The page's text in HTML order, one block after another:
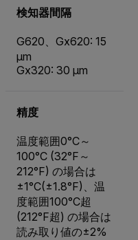
検知器間隔
G620、Gx620: 15
µm
Gx320: 30 µm
精度
温度範囲0°C～
100°C (32°F～
212°F) の場合は
±1°C(±1.8°F)、温
度範囲100°C超
(212°F超) の場合は
読み取り値の±2%